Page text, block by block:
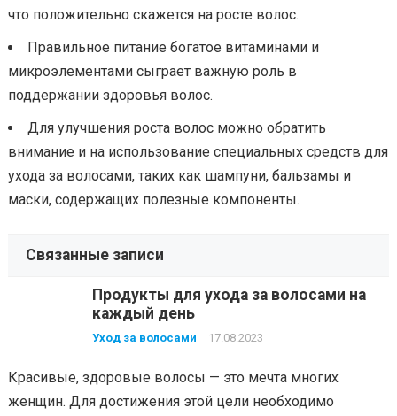
что положительно скажется на росте волос.
Правильное питание богатое витаминами и
микроэлементами сыграет важную роль в
поддержании здоровья волос.
Для улучшения роста волос можно обратить
внимание и на использование специальных средств для
ухода за волосами, таких как шампуни, бальзамы и
маски, содержащих полезные компоненты.
Связанные записи
Продукты для ухода за волосами на
каждый день
Уход за волосами 17.08.2023
Красивые, здоровые волосы — это мечта многих
женщин. Для достижения этой цели необходимо